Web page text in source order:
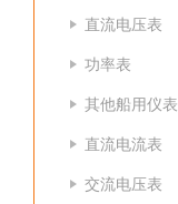
直流电压表
功率表
其他船用仪表
直流电流表
交流电压表